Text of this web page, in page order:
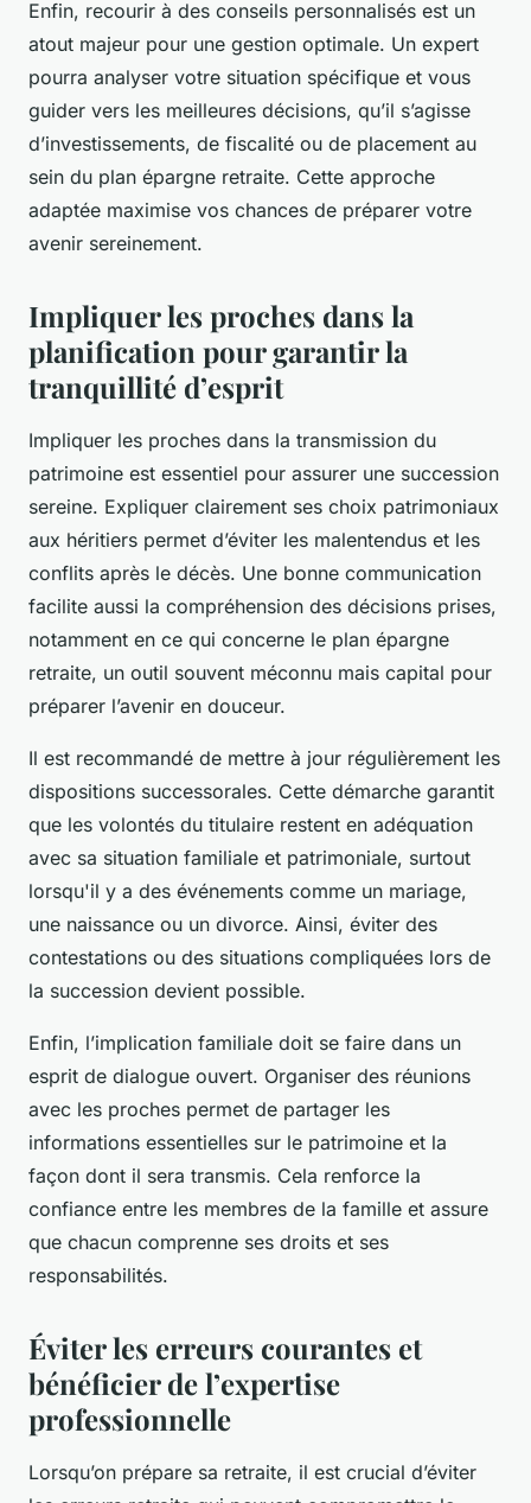
Enfin, recourir à des conseils personnalisés est un
atout majeur pour une gestion optimale. Un expert
pourra analyser votre situation spécifique et vous
guider vers les meilleures décisions, qu’il s’agisse
d’investissements, de fiscalité ou de placement au
sein du plan épargne retraite. Cette approche
adaptée maximise vos chances de préparer votre
avenir sereinement.
Impliquer les proches dans la
planification pour garantir la
tranquillité d’esprit
Impliquer les proches dans la transmission du
patrimoine est essentiel pour assurer une succession
sereine. Expliquer clairement ses choix patrimoniaux
aux héritiers permet d’éviter les malentendus et les
conflits après le décès. Une bonne communication
facilite aussi la compréhension des décisions prises,
notamment en ce qui concerne le plan épargne
retraite, un outil souvent méconnu mais capital pour
préparer l’avenir en douceur.
Il est recommandé de mettre à jour régulièrement les
dispositions successorales. Cette démarche garantit
que les volontés du titulaire restent en adéquation
avec sa situation familiale et patrimoniale, surtout
lorsqu'il y a des événements comme un mariage,
une naissance ou un divorce. Ainsi, éviter des
contestations ou des situations compliquées lors de
la succession devient possible.
Enfin, l’implication familiale doit se faire dans un
esprit de dialogue ouvert. Organiser des réunions
avec les proches permet de partager les
informations essentielles sur le patrimoine et la
façon dont il sera transmis. Cela renforce la
confiance entre les membres de la famille et assure
que chacun comprenne ses droits et ses
responsabilités.
Éviter les erreurs courantes et
bénéficier de l’expertise
professionnelle
Lorsqu’on prépare sa retraite, il est crucial d’éviter